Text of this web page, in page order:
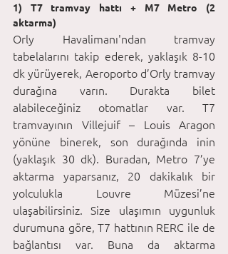
1) T7 tramvay hattı + M7 Metro (2
aktarma)
Orly Havalimanı'ndan tramvay
tabelalarını takip ederek, yaklaşık 8-10
dk yürüyerek, Aeroporto d’Orly tramvay
durağına varın. Durakta bilet
alabileceğiniz otomatlar var. T7
tramvayının Villejuif – Louis Aragon
yönüne binerek, son durağında inin
(yaklaşık 30 dk). Buradan, Metro 7’ye
aktarma yaparsanız, 20 dakikalık bir
yolculukla Louvre Müzesi’ne
ulaşabilirsiniz. Size ulaşımın uygunluk
durumuna göre, T7 hattının RERC ile de
bağlantısı var. Buna da aktarma